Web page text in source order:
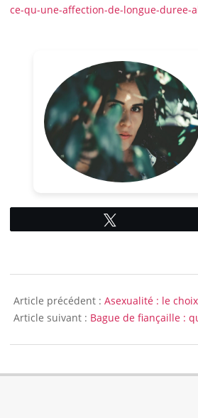
ce-qu-une-affection-de-longue-duree-
03-
11
Article précédent : Asexualité : le
Article suivant : Bague de fiançaille :